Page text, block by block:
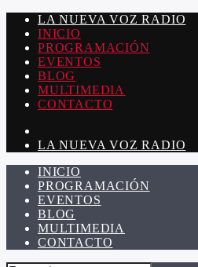
LA NUEVA VOZ RADIO
INICIO
PROGRAMACIÓN
EVENTOS
BLOG
MULTIMEDIA
CONTACTO
LA NUEVA VOZ RADIO
INICIO
PROGRAMACIÓN
EVENTOS
BLOG
MULTIMEDIA
CONTACTO